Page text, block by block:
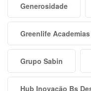
Generosidade
Greenlife Academias
Grupo Sabin
Hub Inovação Bs